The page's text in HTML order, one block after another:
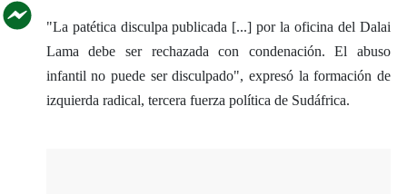
"La patética disculpa publicada [...] por la oficina del Dalai
Lama debe ser rechazada con condenación. El abuso
infantil no puede ser disculpado", expresó la formación de
izquierda radical, tercera fuerza política de Sudáfrica.